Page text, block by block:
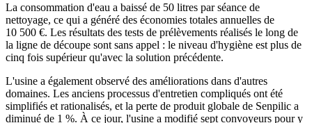
La consommation d'eau a baissé de 50 litres par séance de
nettoyage, ce qui a généré des économies totales annuelles de
10 500 €. Les résultats des tests de prélèvements réalisés le long de
la ligne de découpe sont sans appel : le niveau d'hygiène est plus de
cinq fois supérieur qu'avec la solution précédente.
L'usine a également observé des améliorations dans d'autres
domaines. Les anciens processus d'entretien compliqués ont été
simplifiés et rationalisés, et la perte de produit globale de Senpilic a
diminué de 1 %. À ce jour, l'usine a modifié sept convoyeurs pour y